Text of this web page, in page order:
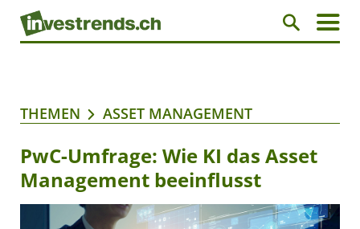
THEMEN ASSET MANAGEMENT
PwC-Umfrage: Wie KI das Asset
Management beeinflusst